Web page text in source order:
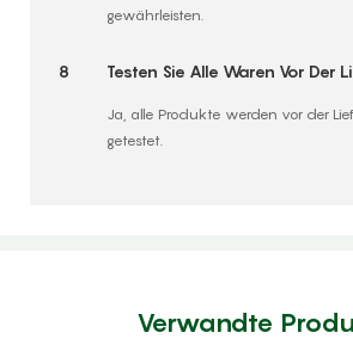
gewährleisten.
8 Testen Sie Alle Waren Vor Der
Ja, alle Produkte werden vor der
getestet.
Verwandte